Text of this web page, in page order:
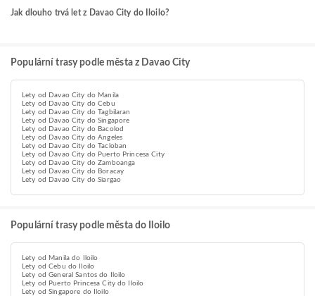
Jak dlouho trvá let z Davao City do Iloilo?
Populární trasy podle města z Davao City
Lety od Davao City do Manila
Lety od Davao City do Cebu
Lety od Davao City do Tagbilaran
Lety od Davao City do Singapore
Lety od Davao City do Bacolod
Lety od Davao City do Angeles
Lety od Davao City do Tacloban
Lety od Davao City do Puerto Princesa City
Lety od Davao City do Zamboanga
Lety od Davao City do Boracay
Lety od Davao City do Siargao
Populární trasy podle města do Iloilo
Lety od Manila do Iloilo
Lety od Cebu do Iloilo
Lety od General Santos do Iloilo
Lety od Puerto Princesa City do Iloilo
Lety od Singapore do Iloilo